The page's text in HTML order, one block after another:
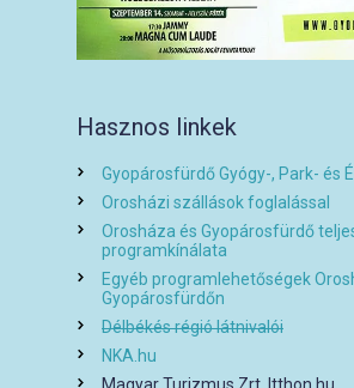
Hasznos linkek
Gyopárosfürdő Gyógy-, Park- és
Orosházi szállások foglalással
Orosháza és Gyopárosfürdő
programkínálata
Egyéb programlehetőségek
Gyopárosfürdőn
Délbékés régió látnivalói
NKA.hu